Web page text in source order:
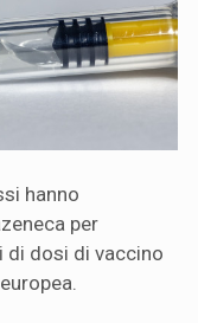
hanno
per
di dosi di vaccino